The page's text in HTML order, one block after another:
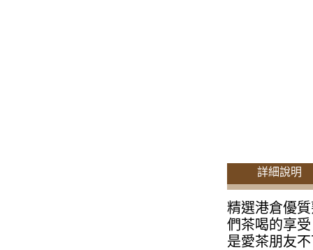
詳細說明
精選港倉優
們茶喝的享受
是愛茶朋友